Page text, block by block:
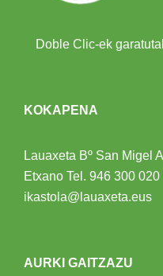
Doble Clic-ek
KOKAPENA
Lauaxeta Bº San Migel
Etxano Tel. 946 300 020
ikastola@lauaxeta.eus
AURKI GAITZAZU